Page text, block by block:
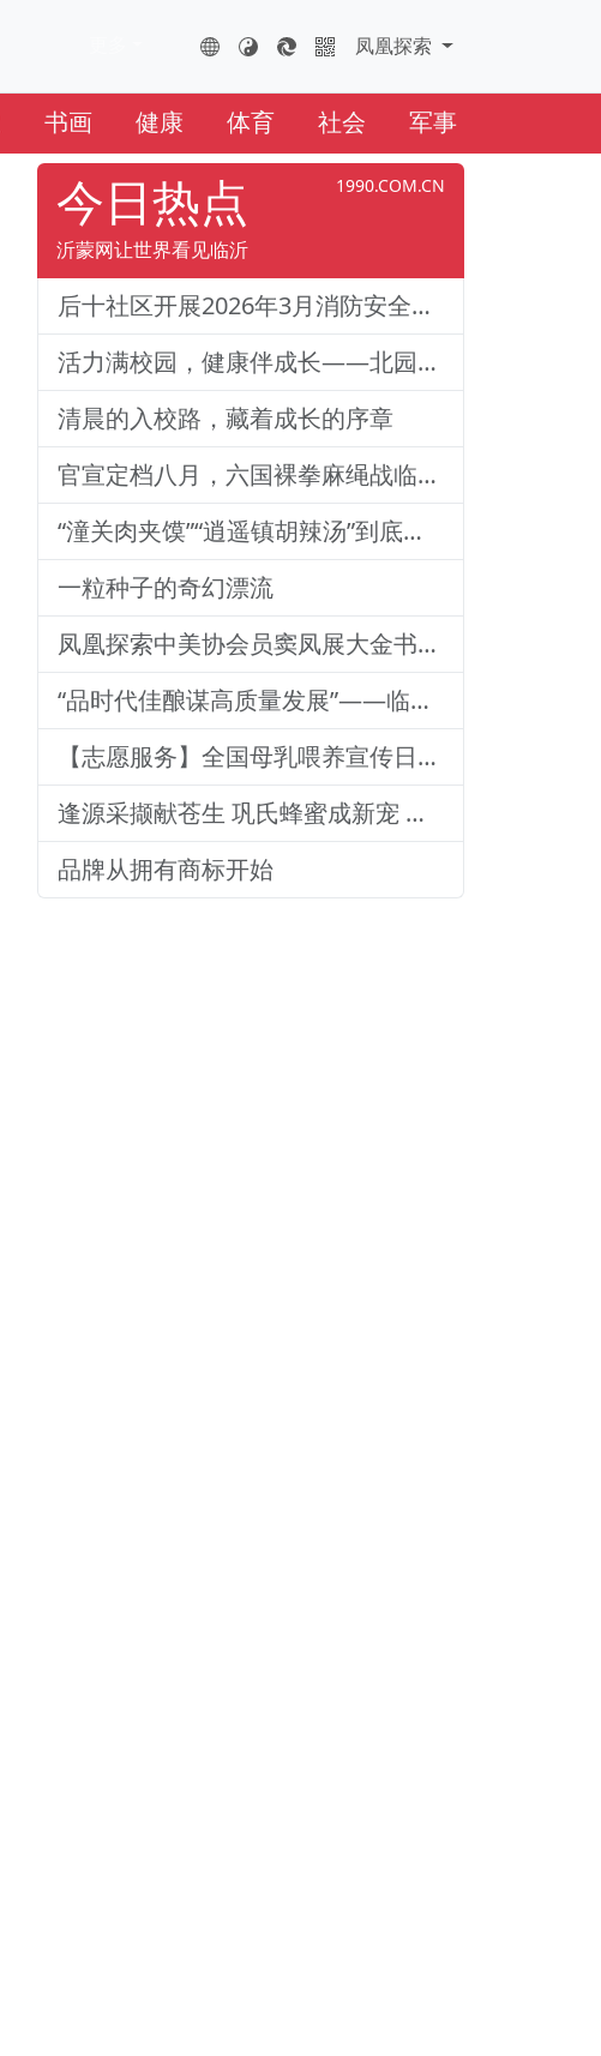
FHTS.CN
凤凰探索 凤凰云全球互联网
书画 健康 体育 社会 军事
今日热点 1990.COM.CN
沂蒙网让世界看见临沂
后十社区开展2026年3月消防安全演练活动
活力满校园，健康伴成长——北园路小学一二年级体质训练纪实
清晨的入校路，藏着成长的序章
官宣定档八月，六国裸拳麻绳战临沂巅峰对决！2026铁拳武风·红韵临沂国际巅峰搏击赛新闻发布会举行
“潼关肉夹馍”“逍遥镇胡辣汤”到底还能不能用？官方回
一粒种子的奇幻漂流
凤凰探索中美协会员窦凤展大金书画集绘就艺术传奇
“品时代佳酿谋高质量发展”——临沂老区高质量发展论坛暨贵州茅台酒（精品）主题活动圆满落幕
【志愿服务】全国母乳喂养宣传日：山东医专附属医院志愿者深入社区宣传母乳喂养健康知识
逢源采撷献苍生 巩氏蜂蜜成新宠 和善润物品牌就 养怡之福在沂蒙
品牌从拥有商标开始